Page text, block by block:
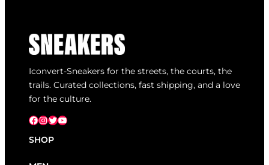
Iconvert-Sneakers for the streets, the courts, the
trails. Curated collections, fast shipping, and a love
for the culture.
Facebook InstagramX YouTube
SHOP